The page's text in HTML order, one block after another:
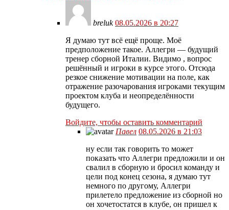
breluk 08.05.2026 в 20:27
Я думаю тут всё ещё проще. Моё
предположение такое. Аллегри — будущий
тренер сборной Италии. Видимо , вопрос
решённый и игроки в курсе этого. Отсюда
резкое снижение мотивации на поле, как
отражение разочарования игроками текущим
проектом клуба и неопределённости
будущего.
Войдите, чтобы оставить комментарий
Павел 08.05.2026 в 21:03
ну если так говорить то может
показать что Аллегри предложили и он
свалил в сборную и бросил команду и
цели под конец сезона, я думаю тут
немного по другому, Аллегри
прилетело предложение из сборной но
он хочетостатся в клубе, он пришел к